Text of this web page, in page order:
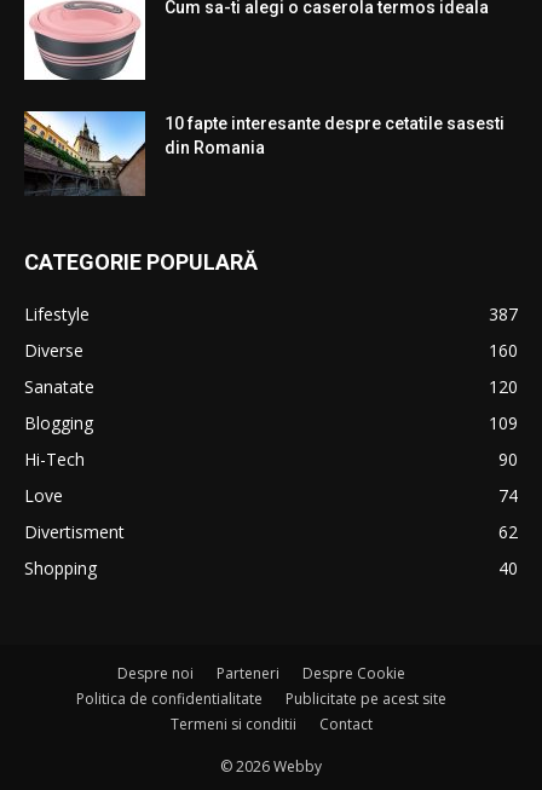
Cum sa-ti alegi o caserola termos ideala
10 fapte interesante despre cetatile sasesti
din Romania
CATEGORIE POPULARĂ
Lifestyle
387
Diverse
160
Sanatate
120
Blogging
109
Hi-Tech
90
Love
74
Divertisment
62
Shopping
40
Despre noi Parteneri
Despre Cookie
Politica de confidentialitate
Publicitate pe acest site
Termeni si conditii
Contact
© 2026 Webby